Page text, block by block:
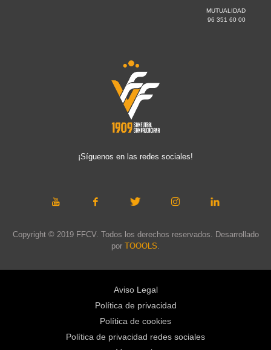
MUTUALIDAD
96 351 60 00
¡Síguenos en las redes sociales!
Copyright © 2019 FFCV. Todos los derechos reservados. Desarrollado
por TOOOLS.
Aviso Legal
Política de privacidad
Política de cookies
Política de privacidad redes sociales